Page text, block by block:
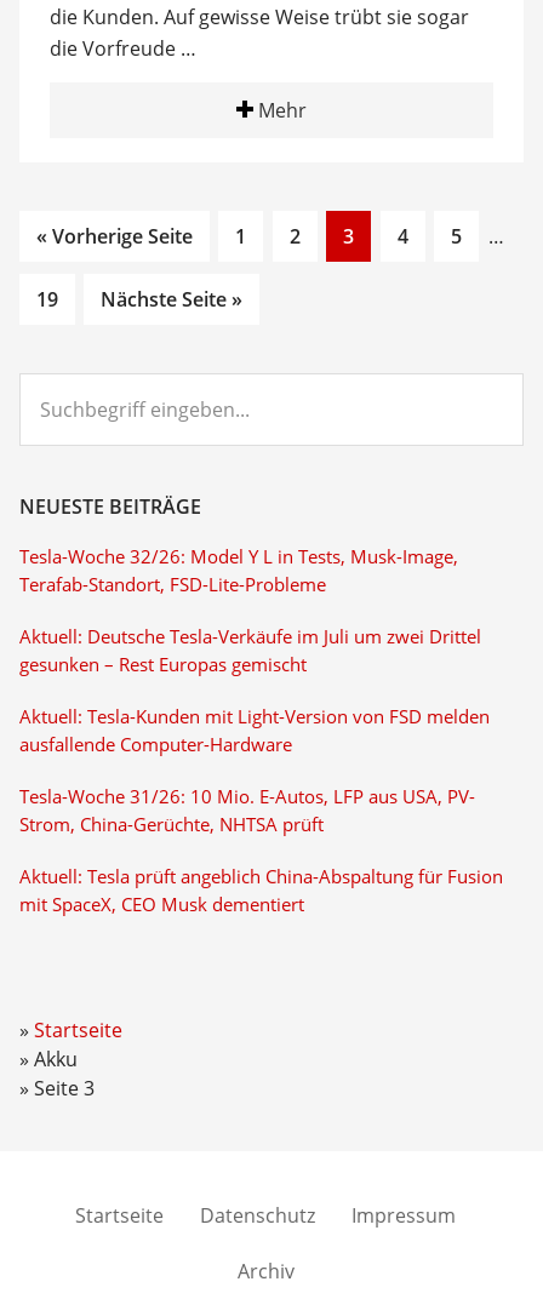
die Kunden. Auf gewisse Weise trübt sie sogar
die Vorfreude …
Mehr
« Vorherige Seite
Go
page
1
Go
2
Go
to
3
Go
4
Go
5 …
Go
19 Nächste Seite »
eingeben...
NEUESTE BEITRÄGE
Tesla-Woche 32/26: Model Y L in Tests, Musk-Image,
Terafab-Standort, FSD-Lite-Probleme
Aktuell: Deutsche Tesla-Verkäufe im Juli um zwei Drittel
gesunken – Rest Europas gemischt
Aktuell: Tesla-Kunden mit Light-Version von FSD melden
ausfallende Computer-Hardware
Tesla-Woche 31/26: 10 Mio. E-Autos, LFP aus USA, PV-
Strom, China-Gerüchte, NHTSA prüft
Aktuell: Tesla prüft angeblich China-Abspaltung für Fusion
mit SpaceX, CEO Musk dementiert
Startseite
Akku
Seite 3
Startseite Datenschutz Impressum
Archiv